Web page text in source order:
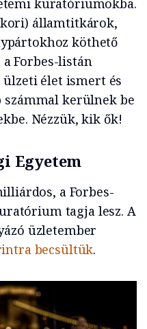
államtitkárok,
köthető
Forbes-listán
élet ismert és
számmal kerülnek be
Nézzük, kik ők!
Egyetem
a Forbes-
tagja lesz. A
üzletember
becsültük.